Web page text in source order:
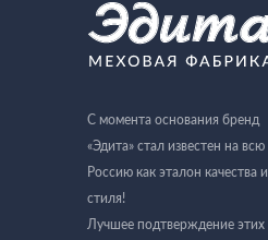
С момента основания бренд
«Эдита» стал известен на всю
Россию как эталон качества и
стиля!
Лучшее подтверждение этих